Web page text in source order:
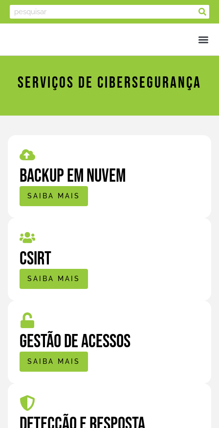
Serviços De Cibersegurança
Backup em nuvem
SAIBA MAIS
CSIRT
SAIBA MAIS
Gestão de Acessos
SAIBA MAIS